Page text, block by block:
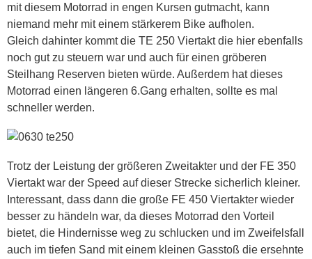
mit diesem Motorrad in engen Kursen gutmacht, kann
niemand mehr mit einem stärkerem Bike aufholen.
Gleich dahinter kommt die TE 250 Viertakt die hier ebenfalls
noch gut zu steuern war und auch für einen gröberen
Steilhang Reserven bieten würde. Außerdem hat dieses
Motorrad einen längeren 6.Gang erhalten, sollte es mal
schneller werden.
Trotz der Leistung der größeren Zweitakter und der FE 350
Viertakt war der Speed auf dieser Strecke sicherlich kleiner.
Interessant, dass dann die große FE 450 Viertakter wieder
besser zu händeln war, da dieses Motorrad den Vorteil
bietet, die Hindernisse weg zu schlucken und im Zweifelsfall
auch im tiefen Sand mit einem kleinen Gasstoß die ersehnte